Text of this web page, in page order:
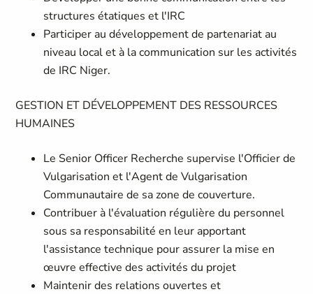
structures étatiques et l'IRC
Participer au développement de partenariat au
niveau local et à la communication sur les activités
de IRC Niger.
GESTION ET DÉVELOPPEMENT DES RESSOURCES
HUMAINES
Le Senior Officer Recherche supervise l'Officier de
Vulgarisation et l'Agent de Vulgarisation
Communautaire de sa zone de couverture.
Contribuer à l'évaluation régulière du personnel
sous sa responsabilité en leur apportant
l'assistance technique pour assurer la mise en
œuvre effective des activités du projet
Maintenir des relations ouvertes et